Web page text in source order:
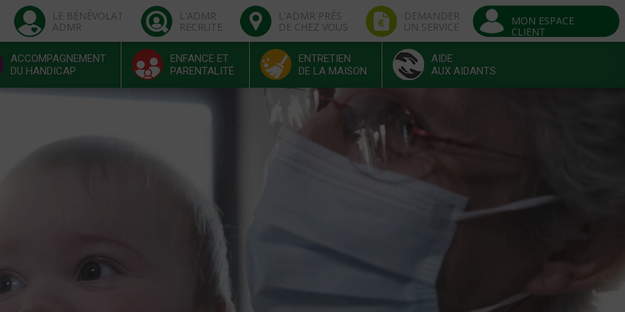
LE BÉNÉVOLAT
ADMR
L'ADMR
RECRUTE
L'ADMR PRÈS
DE CHEZ VOUS
DEMANDER
UN SERVICE
MON ESPACE
CLIENT
ACCOMPAGNEMENT
DU HANDICAP
ENFANCE ET
PARENTALITÉ
ENTRETIEN
DE LA MAISON
AIDE
AUX AIDANTS